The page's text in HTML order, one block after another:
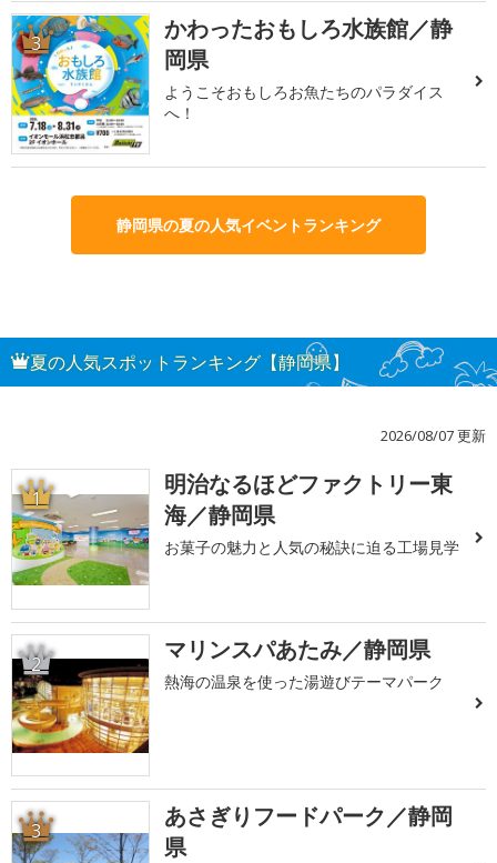
3
かわったおもしろ水族館／静
岡県
ようこそおもしろお魚たちのパラダイス
へ！
静岡県の夏の人気イベントランキング
夏の人気スポットランキング【静岡県】
2026/08/07 更新
1
明治なるほどファクトリー東
海／静岡県
お菓子の魅力と人気の秘訣に迫る工場見学
2 マリンスパあたみ／静岡県
熱海の温泉を使った湯遊びテーマパーク
3
あさぎりフードパーク／静岡
県